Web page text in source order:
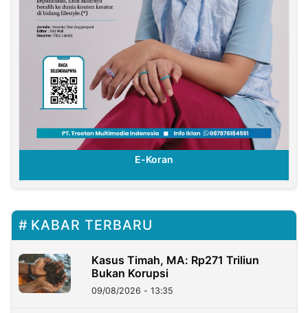
E-Koran
KABAR TERBARU
Kasus Timah, MA: Rp271 Triliun
Bukan Korupsi
09/08/2026 - 13:35